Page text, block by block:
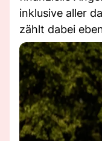
inklusive aller
zählt dabei